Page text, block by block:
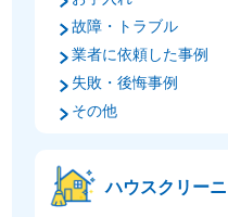
故障・トラブル
業者に依頼した事例
失敗・後悔事例
その他
ハウスクリー